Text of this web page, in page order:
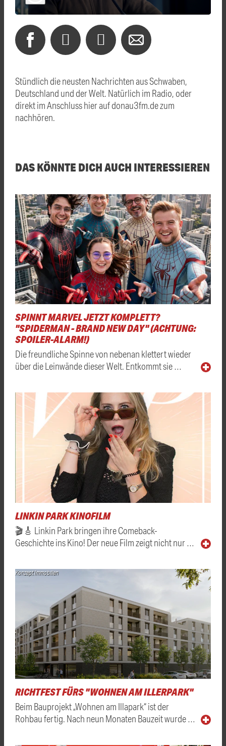
Stündlich die neusten Nachrichten aus Schwaben,
Deutschland und der Welt. Natürlich im Radio, oder
direkt im Anschluss hier auf donau3fm.de zum
nachhören.
DAS KÖNNTE DICH AUCH INTERESSIEREN
SPINNT MARVEL JETZT KOMPLETT?
"SPIDERMAN - BRAND NEW DAY" (ACHTUNG:
SPOILER-ALARM!)
Die freundliche Spinne von nebenan klettert wieder
über die Leinwände dieser Welt. Entkommt sie …
LINKIN PARK KINOFILM
🎬🎸 Linkin Park bringen ihre Comeback-
Geschichte ins Kino! Der neue Film zeigt nicht nur …
Konzept Immobilien
RICHTFEST FÜRS "WOHNEN AM ILLERPARK"
Beim Bauprojekt „Wohnen am Illapark“ ist der
Rohbau fertig. Nach neun Monaten Bauzeit wurde …